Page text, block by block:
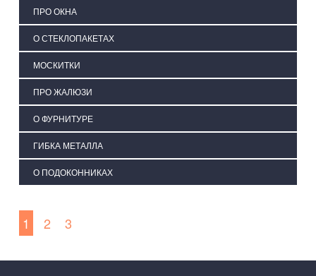
ПРО ОКНА
О СТЕКЛОПАКЕТАХ
МОСКИТКИ
ПРО ЖАЛЮЗИ
О ФУРНИТУРЕ
ГИБКА МЕТАЛЛА
О ПОДОКОННИКАХ
1 2 3